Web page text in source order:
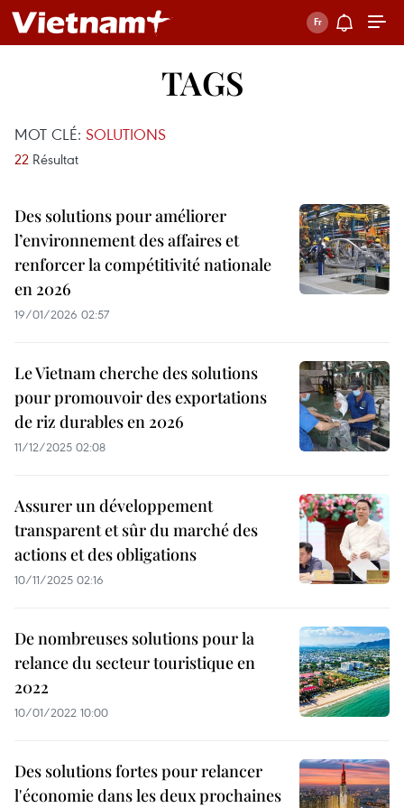
TAGS
MOT CLÉ: SOLUTIONS
22 Résultat
Des solutions pour améliorer
l’environnement des affaires et
renforcer la compétitivité nationale
en 2026
19/01/2026 02:57
Le Vietnam cherche des solutions
pour promouvoir des exportations
de riz durables en 2026
11/12/2025 02:08
Assurer un développement
transparent et sûr du marché des
actions et des obligations
10/11/2025 02:16
De nombreuses solutions pour la
relance du secteur touristique en
2022
10/01/2022 10:00
Des solutions fortes pour relancer
l'économie dans les deux prochaines